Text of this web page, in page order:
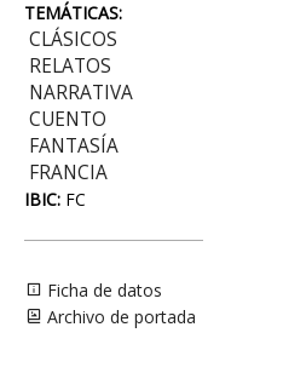
TEMÁTICAS:
CLÁSICOS
RELATOS
NARRATIVA
CUENTO
FANTASÍA
FRANCIA
IBIC: FC
Ficha de datos
Archivo de portada